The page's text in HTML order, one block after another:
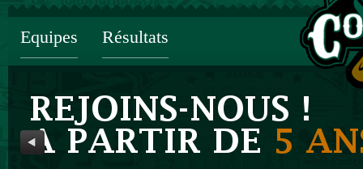
Equipes Résultats